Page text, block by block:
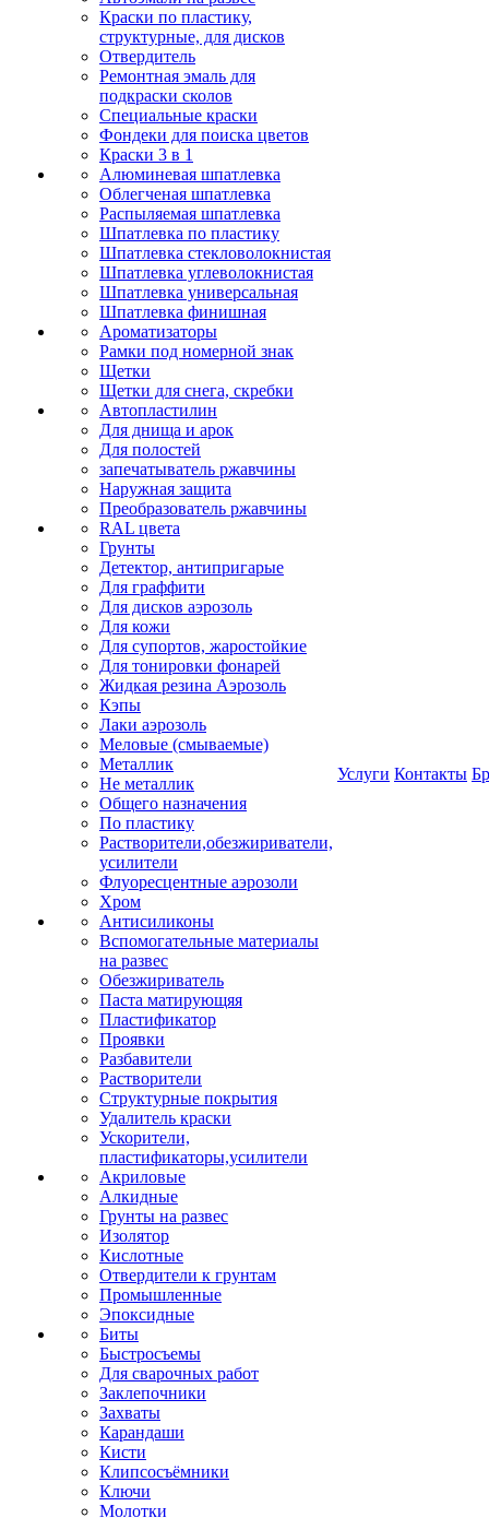
Краски по пластику,
структурные, для дисков
Отвердитель
Ремонтная эмаль для
подкраски сколов
Специальные краски
Фондеки для поиска цветов
Краски 3 в 1
Алюминевая шпатлевка
Облегченая шпатлевка
Распыляемая шпатлевка
Шпатлевка по пластику
Шпатлевка стекловолокнистая
Шпатлевка углеволокнистая
Шпатлевка универсальная
Шпатлевка финишная
Ароматизаторы
Рамки под номерной знак
Щетки
Щетки для снега, скребки
Автопластилин
Для днища и арок
Для полостей
запечатыватель ржавчины
Наружная защита
Преобразователь ржавчины
RAL цвета
Грунты
Детектор, антипригарые
Для граффити
Для дисков аэрозоль
Для кожи
Для супортов, жаростойкие
Для тонировки фонарей
Жидкая резина Аэрозоль
Кэпы
Лаки аэрозоль
Меловые (смываемые)
Металлик
Не металлик
Общего назначения
По пластику
Растворители,обезжириватели,
усилители
Флуоресцентные аэрозоли
Хром
Антисиликоны
Вспомогательные материалы
на развес
Обезжириватель
Паста матирующяя
Пластификатор
Проявки
Разбавители
Растворители
Структурные покрытия
Удалитель краски
Ускорители,
пластификаторы,усилители
Акриловые
Алкидные
Грунты на развес
Изолятор
Кислотные
Отвердители к грунтам
Промышленные
Эпоксидные
Биты
Быстросъемы
Для сварочных работ
Заклепочники
Захваты
Карандаши
Кисти
Клипсосъёмники
Ключи
Молотки
Услуги Контакты